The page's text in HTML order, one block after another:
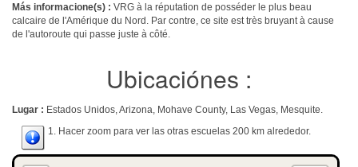
Más informacione(s) : VRG à la réputation de posséder le plus beau
calcaire de l'Amérique du Nord. Par contre, ce site est très bruyant à cause
de l'autoroute qui passe juste à côté.
Ubicaciónes :
Lugar : Estados Unidos, Arizona, Mohave County, Las Vegas, Mesquite.
1. Hacer zoom para ver las otras escuelas 200 km alrededor.